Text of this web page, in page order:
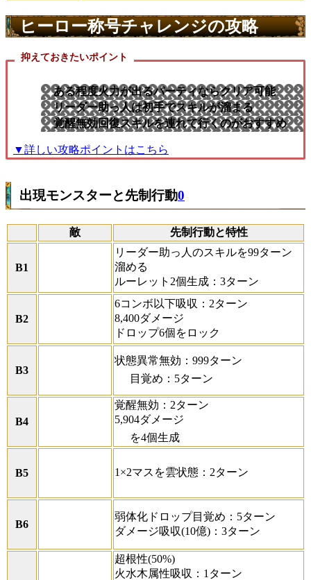
ヒーロー称号チャレンジの攻略
抑えておきたいポイント
ある程度火力が出るパーティならクリア可能
リーダー助っ人は初手でスキルが溜まる
覚醒無効回復スキルを連れて行くのがおすすめ
▼詳しい攻略ポイントはこちら
出現モンスターと先制行動0
敵 先制行動と特性
B1
リーダー助っ人のスキルを99ターン
溜める
ルーレット2個生成：3ターン
B2
6コンボ以下吸収：2ターン
8,400ダメージ
ドロップ6個をロック
B3
状態異常無効：999ターン
目覚め：5ターン
B4
覚醒無効：2ターン
5,904ダメージ
を4個生成
B5 1×2マスを雲状態：2ターン
B6
弱体化ドロップ目覚め：5ターン
ダメージ吸収(10億)：3ターン
超根性(50%)
火水木属性吸収：1ターン